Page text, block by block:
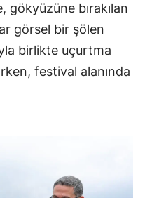
gökyüzüne bırakılan
görsel bir şölen
birlikte uçurtma
festival alanında